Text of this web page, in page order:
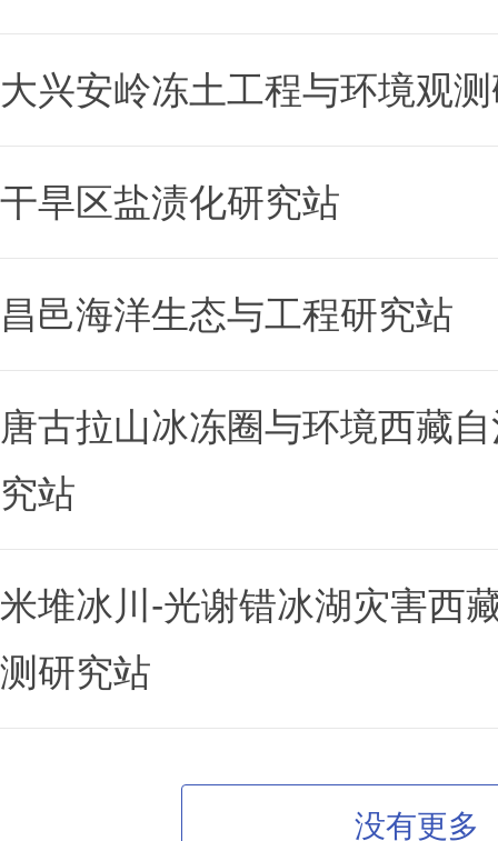
大兴安岭冻土工程与环境观
干旱区盐渍化研究站
昌邑海洋生态与工程研究站
唐古拉山冰冻圈与环境西藏
究站
米堆冰川-光谢错冰湖灾害西
测研究站
没有更多